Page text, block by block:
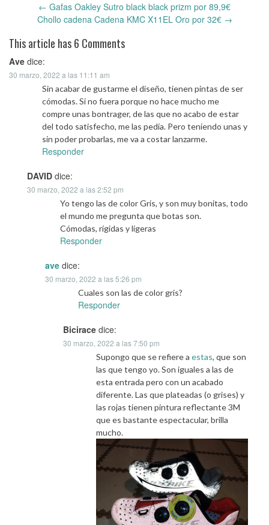
← Gafas Oakley Sutro black black prizm por 89,9€
Chollo cadena Cadena KMC X11EL Oro por 32€ →
This article has 6 Comments
Ave dice:
30 marzo, 2022 a las 11:11 am
Sin acabar de gustarme el diseño, tienen pintas de ser
cómodas. Si no fuera porque no hace mucho me
compre unas bontrager, de las que no acabo de estar
del todo satisfecho, me las pedía. Pero teniendo unas y
sin poder probarlas, me va a costar lanzarme.
Responder
DAVID dice:
30 marzo, 2022 a las 2:52 pm
Yo tengo las de color Gris, y son muy bonitas, todo
el mundo me pregunta que botas son.
Cómodas, rígidas y ligeras
Responder
ave dice:
30 marzo, 2022 a las 5:26 pm
Cuales son las de color gris?
Responder
Bicirace dice:
30 marzo, 2022 a las 7:50 pm
Supongo que se refiere a estas, que son
las que tengo yo. Son iguales a las de
esta entrada pero con un acabado
diferente. Las que plateadas (o grises) y
las rojas tienen pintura reflectante 3M
que es bastante espectacular, brilla
mucho.